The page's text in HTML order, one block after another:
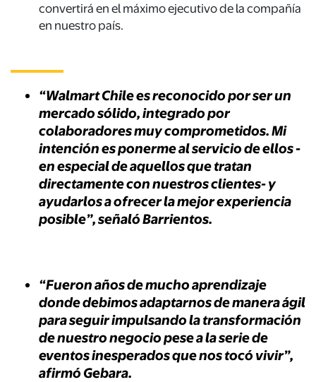
convertirá en el máximo ejecutivode la compañía
en nuestro país.
“Walmart Chile es reconocido por ser un
mercado sólido, integrado por
colaboradores muy comprometidos. Mi
intención es ponerme al servicio de ellos -
en especial de aquellos que tratan
directamente con nuestros clientes- y
ayudarlos a ofrecer la mejor experiencia
posible”, señaló Barrientos.
“Fueron años de mucho aprendizaje
donde debimos adaptarnos de manera ágil
para seguir impulsando la transformación
de nuestro negocio pese a la serie de
eventos inesperados que nos tocó vivir”,
afirmó Gebara.